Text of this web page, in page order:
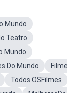
Mundo
Teatro
Mundo
Do Mundo
Todos OSFilmes